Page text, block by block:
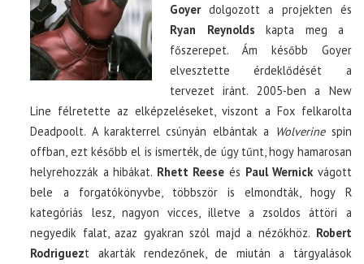
Goyerdolgozott a projekten és
Ryan Reynolds kapta meg a
főszerepet. Ám később Goyer
elvesztette érdeklődését a
tervezet iránt. 2005-ben a New
Line félretette az elképzeléseket, viszont a Fox felkarolta
Deadpoolt. A karakterrel csúnyán elbántak a Wolverinespin
offban, ezt később el is ismerték, de úgy tűnt, hogy hamarosan
helyrehozzák a hibákat. Rhett Reese és Paul Wernick vágott
bele a forgatókönyvbe, többször is elmondták, hogy R
kategóriás lesz, nagyon vicces, illetve a zsoldos áttöri a
negyedik falat, azaz gyakran szól majd a nézőkhöz. Robert
Rodriguezt akarták rendezőnek, de miután a tárgyalások